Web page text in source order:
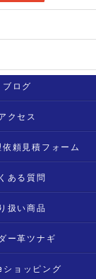
ブログ
クセス
頼見積フォーム
ある質問
扱い商品
ー革ツナギ
ショッピング